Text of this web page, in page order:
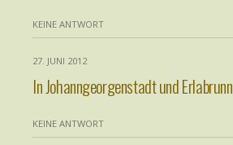
KEINE ANTWORT
27. JUNI 2012
In Johanngeorgenstadt und Erlabrunn
KEINE ANTWORT